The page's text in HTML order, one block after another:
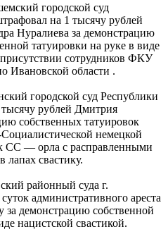
городской суд
на 1 тысячу рублей
Нуралиева за демонстрацию
татуировки на руке в виде
сотрудников ФКУ
области .
городской суд Республики
рублей Дмитрия
собственных татуировок
немецкой
СС — орла с расправленными
свастику.
районный суда г.
административного ареста
за демонстрацию собственной
нацистской свастикой.